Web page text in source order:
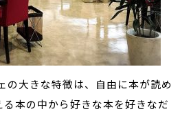
の大きな特徴は、自由に本が読め
本の中から好きな本を好きなだ